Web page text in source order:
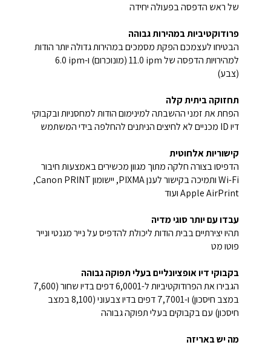
של ראש הדפסה בפעולה יחידה
פרודוקטיביות במהירות גבוהה
הבטיחו לעצמכם הפקת מסמכים במהירות גדולה יותר הודות
למהירויות הדפסה של ‎11.0 ipm (מונוכרום) ו-‎6.0 ipm
(צבע)
תחזוקה ביתית קלה
הפחת את זמני ההשבתה למינימום הודות למחסניות ובקבוקי
דיו ID מכניים לא לחיצים הניתנים להחלפה בידי המשתמש
קישוריות אלחוטית
הדפיסו בצורה חלקה מתוך מגוון מכשירים באמצעות חיבור
Wi-Fi ותמיכה בקישור לענן PIXMA, יישומון Canon PRINT,‏
Apple AirPrint ועוד
עבדו עם יותר סוגי מדיה
תהיו יצירתיים בבית הודות ליכולת להדפיס על נייר מגנטי ונייר
פוטו מט
בקבוקי דיו אופציונליים בעלי תפוקה גבוהה
הגבירו את הפרודוקטיביות ל-6,0001 דפים בדיו שחור (7,600
במצב חיסכון) ו-7,7001 דפים בדיו צבעוני (8,100 במצב
חיסכון) עם בקבוקים בעלי תפוקה גבוהה
מה יש באריזה